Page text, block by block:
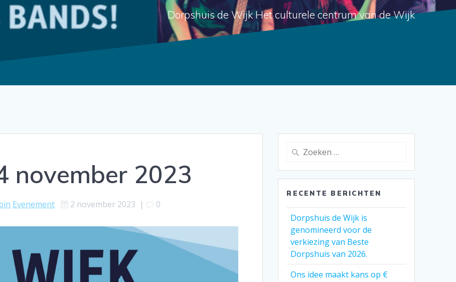
Dorpshuis de Wijk Het culturele centrum van de Wijk
november 2023
Evenement 2 november 2023 | 0
Zoeken
RECENTE BERICHTEN
Dorpshuis de Wijk is
genomineerd voor de
verkiezing van Beste
Dorpshuis van 2026.
Ons idee maakt kans op €